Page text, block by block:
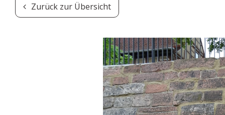
Zurück zur Übersicht